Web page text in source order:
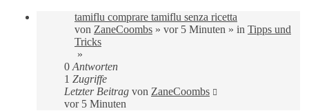
tamiflu comprare tamiflu senza ricetta
von ZaneCoombs » vor 5 Minuten » in Tipps und
Tricks
»
0 Antworten
1 Zugriffe
Letzter Beitrag von ZaneCoombs
vor 5 Minuten